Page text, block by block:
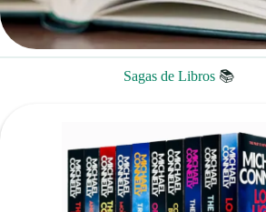
Sagas de Libros 📚